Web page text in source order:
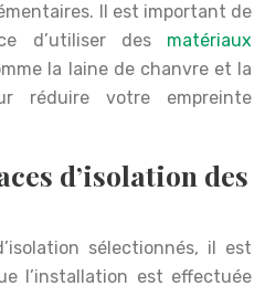
Il est important de
d’utiliser des matériaux
la laine de chanvre et la
réduire votre empreinte
d’isolation des
sélectionnés, il est
l’installation est effectuée